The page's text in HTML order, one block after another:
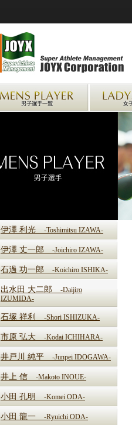
伊澤 利光 -Toshimitsu IZAWA-
伊澤 丈一郎 -Joichiro IZAWA-
石過 功一郎 -Koichiro ISHIKA-
出水田 大二郎 -Daijiro
IZUMIDA-
石塚 祥利 -Shori ISHIZUKA-
市原 弘大 -Kodai ICHIHARA-
井戸川 純平 -Junpei IDOGAWA-
井上 信 -Makoto INOUE-
小田 孔明 -Komei ODA-
小田 龍一 -Ryuichi ODA-